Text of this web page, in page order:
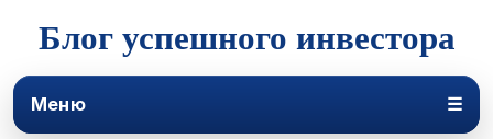
Блог успешного инвестора
Меню ☰